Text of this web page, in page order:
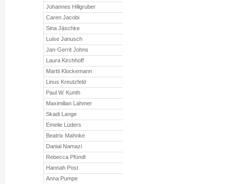
Johannes Hillgruber
Caren Jacobi
Sina Jäschke
Luise Janusch
Jan-Gerrit Johns
Laura Kirchhoff
Martti Klockemann
Linus Kreutzfeld
Paul W. Kunth
Maximilian Lahmer
Skadi Lange
Emelie Lüders
Beatrix Mahnke
Danial Namazi
Rebecca Pfündl
Hannah Post
Anna Pumpe